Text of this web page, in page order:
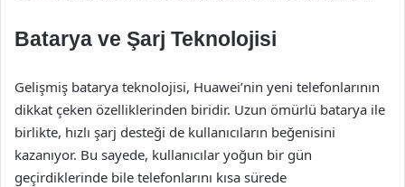
Batarya ve Şarj Teknolojisi
Gelişmiş batarya teknolojisi, Huawei’nin yeni telefonlarının
dikkat çeken özelliklerinden biridir. Uzun ömürlü batarya ile
birlikte, hızlı şarj desteği de kullanıcıların beğenisini
kazanıyor. Bu sayede, kullanıcılar yoğun bir gün
geçirdiklerinde bile telefonlarını kısa sürede